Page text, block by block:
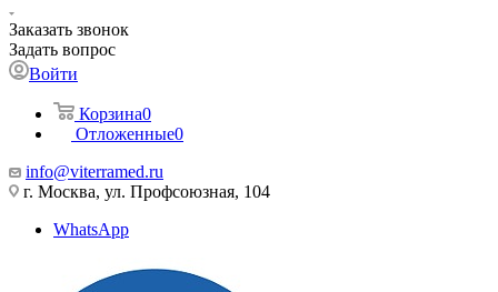
Заказать звонок
Задать вопрос
Войти
Корзина0
Отложенные0
info@viterramed.ru
г. Москва, ул. Профсоюзная, 104
WhatsApp